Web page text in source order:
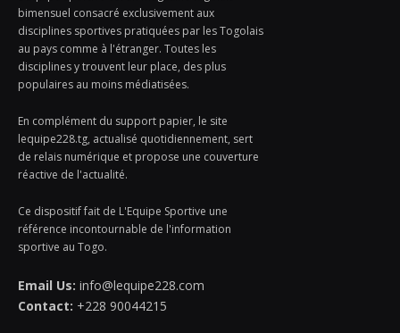
bimensuel consacré exclusivement aux
disciplines sportives pratiquées par les Togolais
au pays comme à l'étranger. Toutes les
disciplines y trouvent leur place, des plus
populaires au moins médiatisées.
En complément du support papier, le site
lequipe228.tg, actualisé quotidiennement, sert
de relais numérique et propose une couverture
réactive de l'actualité.
Ce dispositif fait de L'Equipe Sportive une
référence incontournable de l'information
sportive au Togo.
Email Us: info@lequipe228.com
Contact: +228 90044215